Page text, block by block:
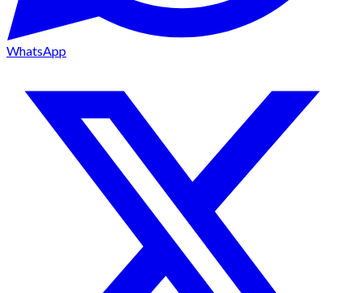
WhatsApp